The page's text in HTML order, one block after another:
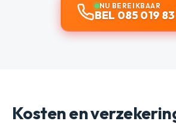
NU BEREIKBAAR
BEL 085 019
Kosten en